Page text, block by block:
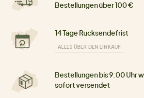
Bestellungen über 100 €
14 Tage Rücksendefrist
ALLES ÜBER DEN EINKAUF
Bestellungen bis 9:00 Uhr
sofort versendet